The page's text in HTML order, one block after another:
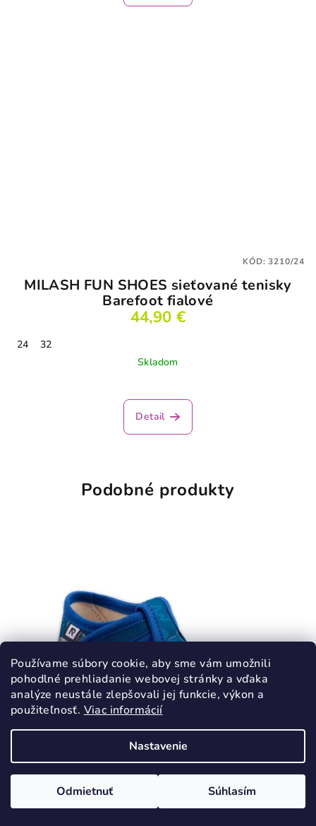
Používame súbory cookie, aby sme vám umožnili
pohodlné prehliadanie webovej stránky a vďaka
analýze neustále zlepšovali jej funkcie, výkon a
použiteľnosť. Viac informácií
Nastavenie
Odmietnuť Súhlasím
MILASH FUN SHOES sieťované tenisky
Barefoot fialové
44,90 €
24
32
Skladom
hodnotenie
produktu
hviezdičiek.
Detail
KÓD:3210/24
Podobné produkty
RAK Papuče Škola modrá otvorená špička